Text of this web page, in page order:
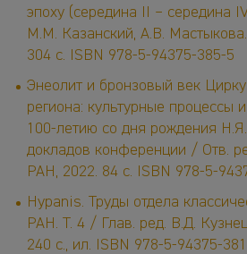
эпоху (середина II – середина
М.М. Казанский, А.В.
304 с. ISBN 978-5-94375-385-5
Энеолит и бронзовый век
региона: культурные процессы
100-летию со дня рождения
докладов конференции / Отв.
РАН, 2022. 84 с. ISBN 978-5-
Hypanis. Труды отдела
РАН. Т. 4 / Глав. ред. В.Д.
240 с., ил. ISBN 978-5-94375-